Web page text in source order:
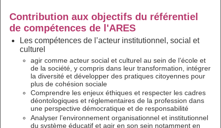
Contribution aux objectifs du référentiel
de compétences de l'ARES
Les compétences de l’acteur institutionnel, social et
culturel
agir comme acteur social et culturel au sein de l’école et
de la société, y compris dans leur transformation, intégrer
la diversité et développer des pratiques citoyennes pour
plus de cohésion sociale
Comprendre les enjeux éthiques et respecter les cadres
déontologiques et réglementaires de la profession dans
une perspective démocratique et de responsabilité
Analyser l’environnement organisationnel et institutionnel
du système éducatif et agir en son sein notamment en